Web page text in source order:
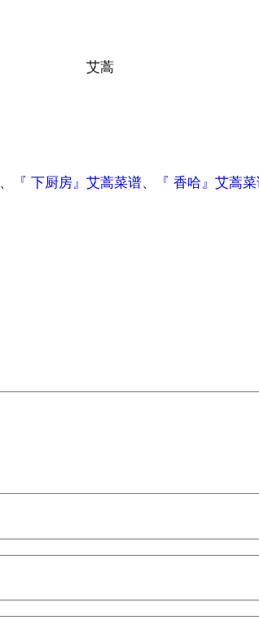
艾蒿
、 『 下厨房』艾蒿菜谱、 『 香哈』艾蒿